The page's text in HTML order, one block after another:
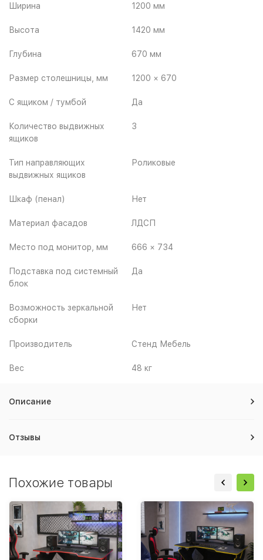
Ширина 1200 мм
Высота 1420 мм
Глубина 670 мм
Размер столешницы, мм 1200 × 670
С ящиком / тумбой Да
Количество выдвижных
ящиков
3
Тип направляющих
выдвижных ящиков
Роликовые
Шкаф (пенал) Нет
Материал фасадов ЛДСП
Место под монитор, мм 666 × 734
Подставка под системный
блок
Да
Возможность зеркальной
сборки
Нет
Производитель Стенд Мебель
Вес 48 кг
Описание
Отзывы
Похожие товары